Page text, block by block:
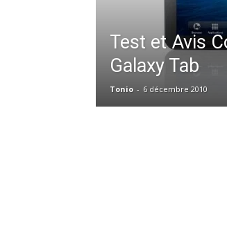
Test et Avis
Galaxy Tab
Tonio - 6 décembre 2010